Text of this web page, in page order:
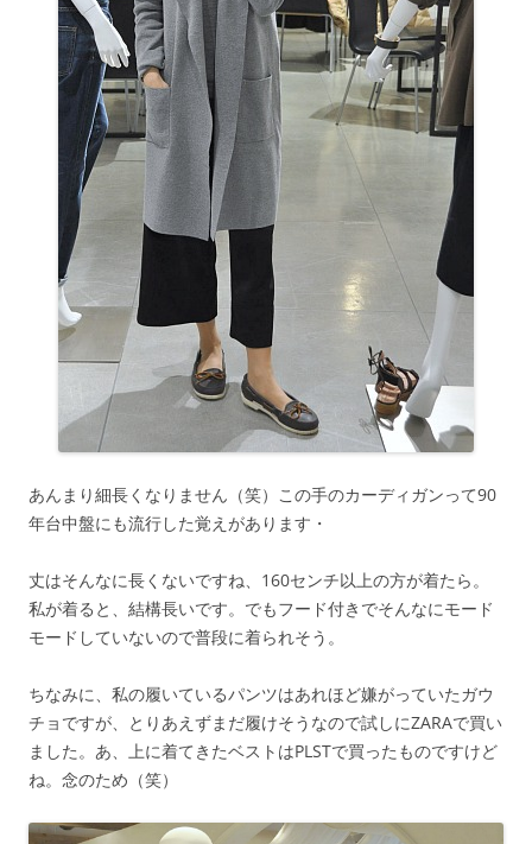
あんまり細長くなりません（笑）この手のカーディガンって90
年台中盤にも流行した覚えがあります・
丈はそんなに長くないですね、160センチ以上の方が着たら。
私が着ると、結構長いです。でもフード付きでそんなにモード
モードしていないので普段に着られそう。
ちなみに、私の履いているパンツはあれほど嫌がっていたガウ
チョですが、とりあえずまだ履けそうなので試しにZARAで買い
ました。あ、上に着てきたベストはPLSTで買ったものですけど
ね。念のため（笑）